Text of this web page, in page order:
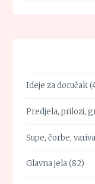
Ideje za doručak
Predjela, prilozi,
Supe, čorbe, variva
Glavna jela(82)